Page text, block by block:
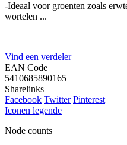
-Ideaal voor groenten zoals
wortelen ...
Vind een verdeler
EAN Code
5410685890165
Sharelinks
Facebook Twitter Pinterest
Iconen legende
Node counts